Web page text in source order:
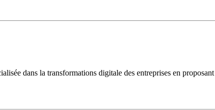
dans la transformations digitale des entreprises en